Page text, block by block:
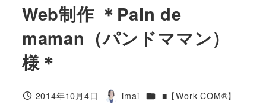
Web制作 ＊Pain de
maman（パンドママン）
様＊
投稿日2014年10月4日
著
imai カテゴリー
■【Work COM®︎】